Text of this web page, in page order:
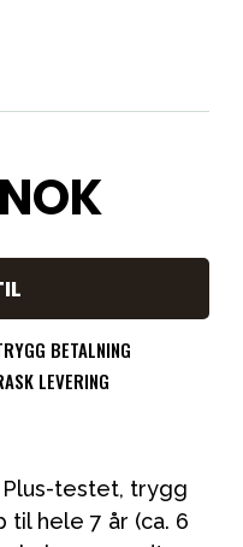
BETALNING
LEVERING
Plus-testet, trygg
til hele 7 år (ca. 6